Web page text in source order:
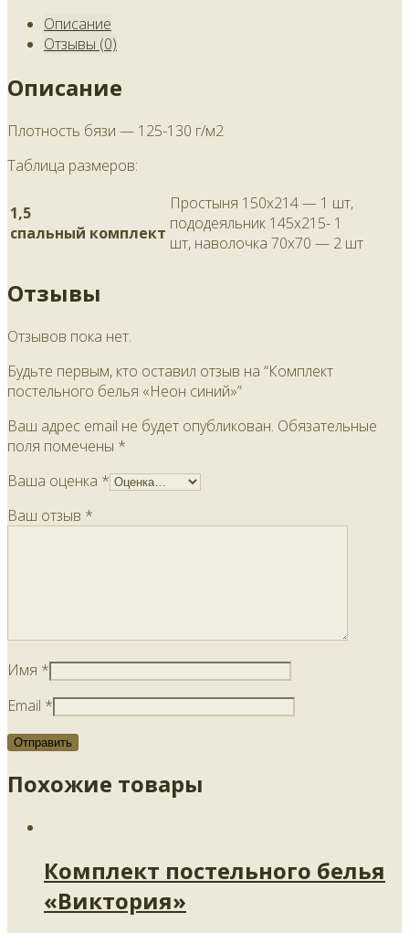
Описание
Отзывы (0)
Описание
Плотность бязи — 125-130 г/м2
Таблица размеров:
1,5
спальный комплект
Простыня 150х214 — 1 шт,
пододеяльник 145х215- 1
шт, наволочка 70х70 — 2 шт
Отзывы
Отзывов пока нет.
Будьте первым, кто оставил отзыв на “Комплект
постельного белья «Неон синий»”
Ваш адрес email не будет опубликован. Обязательные
поля помечены *
Ваша оценка *
Ваш отзыв *
Имя *
Email *
Похожие товары
Комплект постельного белья
«Виктория»